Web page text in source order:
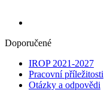
Doporučené
IROP 2021-2027
Pracovní příležitosti
Otázky a odpovědi